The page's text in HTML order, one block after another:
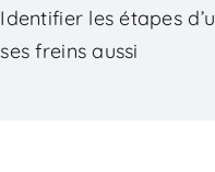
Identifier les étapes
ses freins aussi